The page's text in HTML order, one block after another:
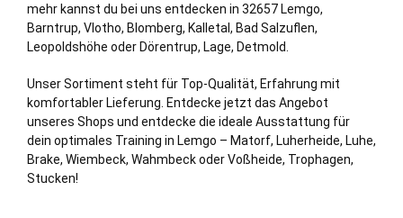
mehr kannst du bei uns entdecken in 32657 Lemgo,
Barntrup, Vlotho, Blomberg, Kalletal , Bad Salzuflen,
Leopoldshöhe oder Dörentrup, Lage, Detmold
Unser Sortiment steht für Top-Qualität, Erfahrung mit
komfortabler Lieferung. Entdecke jetzt das Angebot
unseres Shops und entdecke die ideale Ausstattung für
dein optimales Training in Lemgo – Matorf, Luherheide, Luhe,
Brake, Wiembeck, Wahmbeck oder Voßheide, Trophagen,
Stucken!